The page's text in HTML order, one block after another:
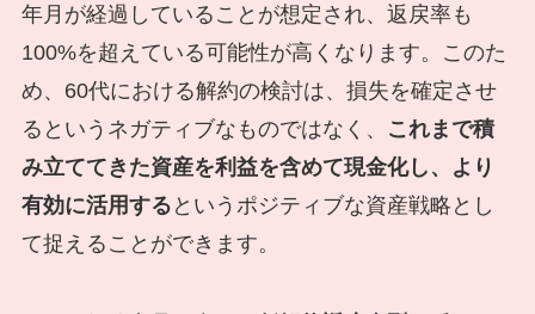
年月が経過していることが想定され、返戻率も
100%を超えている可能性が高くなります。このた
め、60代における解約の検討は、損失を確定させ
るというネガティブなものではなく、
これまで積
み立ててきた資産を利益を含めて現金化し、より
有効に活用する というポジティブな資産戦略とし
て捉えることができます。